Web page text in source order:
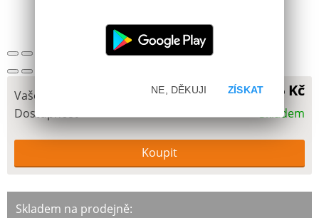
Vaše cena 36 Kč
Dostupnost Skladem
Skladem na prodejně:
ZÍSKAT
NE, DĚKUJI